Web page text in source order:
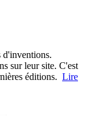
d'inventions.
sur leur site. C'est
éditions. Lire